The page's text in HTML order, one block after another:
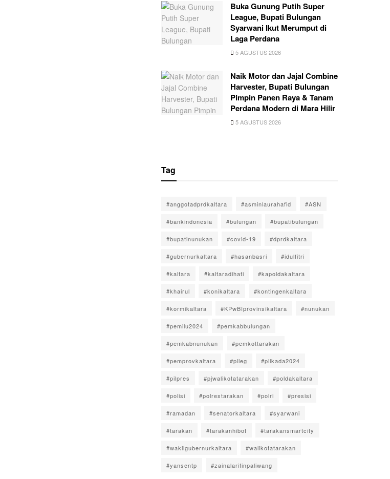
Buka Gunung Putih Super
League, Bupati Bulungan
Syarwani Ikut Merumput di
Laga Perdana
5 AGUSTUS 2026
Naik Motor dan Jajal Combine
Harvester, Bupati Bulungan
Pimpin Panen Raya & Tanam
Perdana Modern di Mara Hilir
5 AGUSTUS 2026
Tag
#anggotadprdkaltara #asminlaurahafid #ASN
#bankindonesia #bulungan #bupatibulungan
#bupatinunukan #covid-19 #dprdkaltara
#gubernurkaltara #hasanbasri #idulfitri
#kaltara #kaltaradihati #kapoldakaltara
#khairul #konikaltara #kontingenkaltara
#kormikaltara #KPwBIprovinsikaltara #nunukan
#pemilu2024 #pemkabbulungan
#pemkabnunukan #pemkottarakan
#pemprovkaltara #pileg #pilkada2024
#pilpres #pjwalikotatarakan #poldakaltara
#polisi #polrestarakan #polri #presisi
#ramadan #senatorkaltara #syarwani
#tarakan #tarakanhibot #tarakansmartcity
#wakilgubernurkaltara #walikotatarakan
#yansentp #zainalarifinpaliwang